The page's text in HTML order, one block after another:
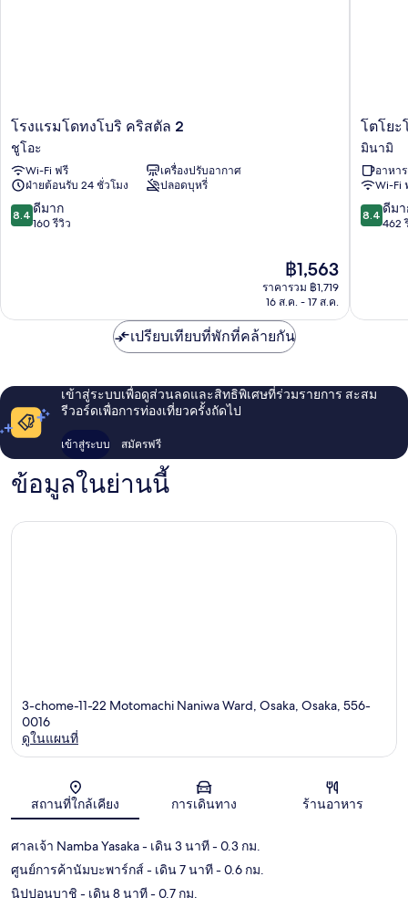
โรง
แรม
โด
ทง
โบริ
คริสตัล
2
โรงแรมโดทงโบริ คริสตัล 2
ชูโอะ
Wi-Fi ฟรี
เครื่องปรับอากาศ
ฝ่ายต้อนรับ 24 ชั่วโมง
ปลอดบุหรี่
8.4
จาก
8.4 ดีมาก
160 รีวิว
ราคา
ปัจจุบัน
คือ
฿1,563
ราคารวม ฿1,719
16 ส.ค. - 17 ส.ค.
โต
โยะ
โคะ
อิน
โอ
ซาก้
า
โตโย
มินามิ
อาหา
Wi-Fi
8.4
จาก
8.4 ดีม
462
เปรียบเทียบที่พักที่คล้ายกัน
เข้าสู่ระบบเพื่อดูส่วนลดและสิทธิพิเศษที่ร่วมรายการ สะสม
รีวอร์ดเพื่อการท่องเที่ยวครั้งถัดไป
เข้าสู่ระบบ สมัครฟรี
ข้อมูลในย่านนี้
แผนที่
3-chome-11-22 Motomachi Naniwa Ward, Osaka, Osaka, 556-
0016
ดูในแผนที่
สถานที่ใกล้เคียง การเดินทาง ร้านอาหาร
ศาลเจ้า Namba Yasaka- เดิน 3 นาที- 0.3 กม.
ศูนย์การค้านัมบะพาร์กส์ - เดิน 7 นาที- 0.6 กม.
นิปปอนบาชิ - เดิน 8 นาที- 0.7 กม.